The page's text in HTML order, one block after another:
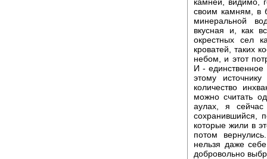
своим камням, в
минеральной
вкусная и, как
окрестных сел
кроватей, таких
небом, и этот
И - единственное
этому
количество
можно считать
аулах, я
сохранившийся,
которые жили в
потом
нельзя даже
добровольно